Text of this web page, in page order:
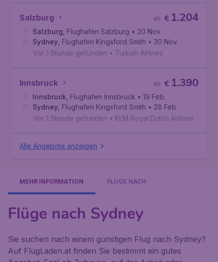
Salzburg € 1.204
ab
Salzburg Flughafen Salzburg • 20 Nov.
Sydney Flughafen Kingsford Smith • 30 Nov.
Vor 1 Stunde gefunden • Turkish Airlines
Innsbruck € 1.390
ab
Innsbruck Flughafen Innsbruck • 19 Feb.
Sydney Flughafen Kingsford Smith • 28 Feb.
Vor 1 Stunde gefunden • KLM Royal Dutch Airlines
Alle Angebote anzeigen
MEHR INFORMATION FLÜGE NACH
Flüge nach Sydney
Sie suchen nach einem günstigen Flug nach Sydney?
Auf FlugLaden.at finden Sie bestimmt ein gutes